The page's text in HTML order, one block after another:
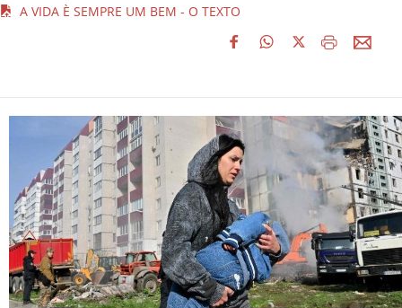
A VIDA È SEMPRE UM BEM - O TEXTO